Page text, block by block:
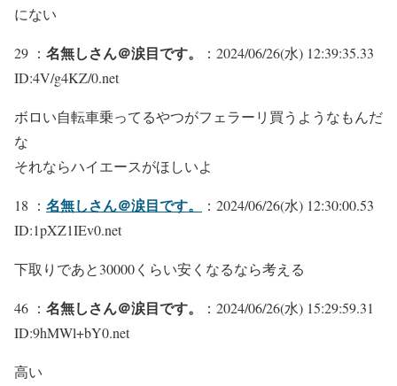
にない
29 ： 名無しさん＠涙目です。
：2024/06/26(水) 12:39:35.33
ID:4V/g4KZ/0.net
ボロい自転車乗ってるやつがフェラーリ買うようなもんだ
な
それならハイエースがほしいよ
18 ： 名無しさん＠涙目です。
：2024/06/26(水) 12:30:00.53
ID:1pXZ1IEv0.net
下取りであと30000くらい安くなるなら考える
46 ： 名無しさん＠涙目です。
：2024/06/26(水) 15:29:59.31
ID:9hMWl+bY0.net
高い